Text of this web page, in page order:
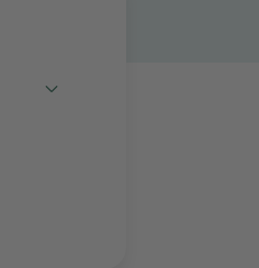
Toggle